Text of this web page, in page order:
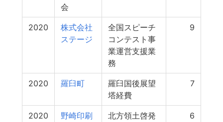
会
2020
株式会社
ステージ
全国スピーチ
コンテスト事
業運営支援業
務
9
2020 羅臼町
羅臼国後展望
塔経費
7
2020
野崎印刷
北方領土啓発
6